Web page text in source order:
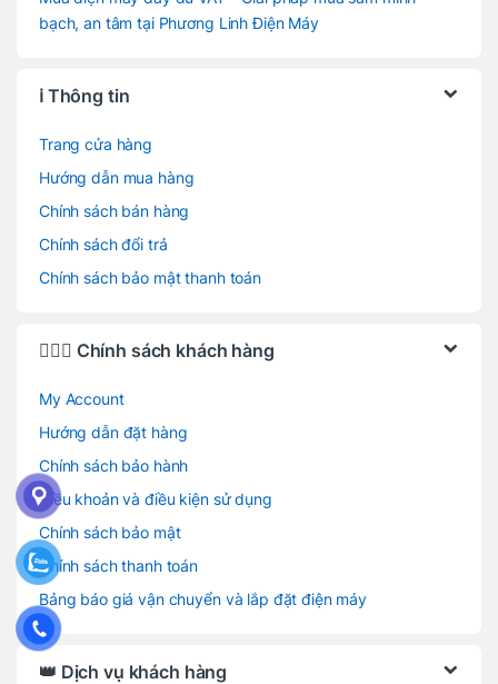
bạch, an tâm tại Phương Linh Điện Máy
ℹ️ Thông tin
Trang cửa hàng
Hướng dẫn mua hàng
Chính sách bán hàng
Chính sách đổi trả
Chính sách bảo mật thanh toán
🙋🏻‍♂️ Chính sách khách hàng
My Account
Hướng dẫn đặt hàng
Chính sách bảo hành
Điều khoản và điều kiện sử dụng
Chính sách bảo mật
Chính sách thanh toán
Bảng báo giá vận chuyển và lắp đặt điện máy
👑 Dịch vụ khách hàng